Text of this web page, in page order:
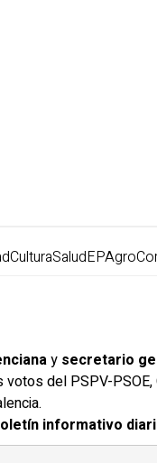
CulturaSaludEPAgro
y secretario
del PSPV-
informativo